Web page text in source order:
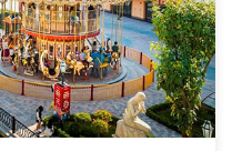
、順化、古芝地